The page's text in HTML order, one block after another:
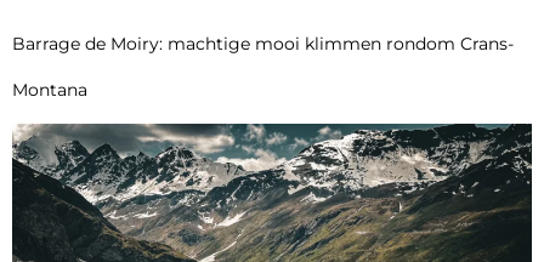
Barrage de Moiry: machtige mooi klimmen rondom Crans-
Montana